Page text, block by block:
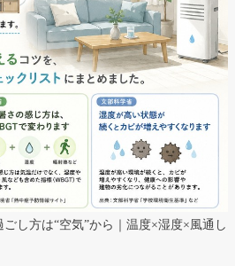
し方は“空気”から｜温度×湿度×風通し